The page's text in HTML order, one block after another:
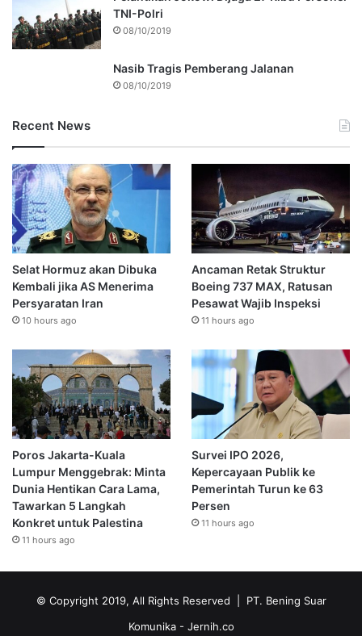
TNI-Polri
08/10/2019
Nasib Tragis Pemberang Jalanan
08/10/2019
Recent News
Selat Hormuz akan Dibuka
Kembali jika AS Menerima
Persyaratan Iran
10 hours ago
Ancaman Retak Struktur
Boeing 737 MAX, Ratusan
Pesawat Wajib Inspeksi
11 hours ago
Poros Jakarta-Kuala
Lumpur Menggebrak: Minta
Dunia Hentikan Cara Lama,
Tawarkan 5 Langkah
Konkret untuk Palestina
11 hours ago
Survei IPO 2026,
Kepercayaan Publik ke
Pemerintah Turun ke 63
Persen
11 hours ago
© Copyright 2019, All Rights Reserved | PT. Bening Suar
Komunika - Jernih.co